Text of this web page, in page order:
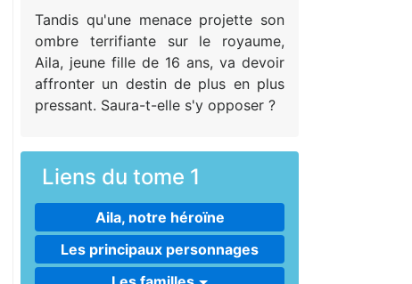
Tandis qu'une menace projette son
ombre terrifiante sur le royaume,
Aila, jeune fille de 16 ans, va devoir
affronter un destin de plus en plus
pressant. Saura-t-elle s'y opposer ?
Liens du tome 1
Aila, notre héroïne
Les principaux personnages